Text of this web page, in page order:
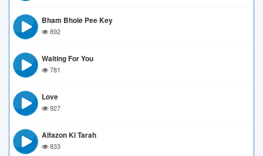
Bham Bhole Pee Key
892
Waiting For You
781
Love
927
Alfazon Ki Tarah
833